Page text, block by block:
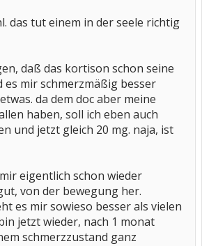
das tut einem in der seele richtig
daß das kortison schon seine
mir schmerzmäßig besser
da dem doc aber meine
haben, soll ich eben auch
und jetzt gleich 20 mg. naja, ist
eigentlich schon wieder
von der bewegung her.
es mir sowieso besser als vielen
jetzt wieder, nach 1 monat
schmerzzustand ganz